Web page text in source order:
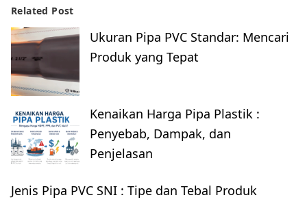
Related Post
Ukuran Pipa PVC Standar: Mencari
Produk yang Tepat
Kenaikan Harga Pipa Plastik :
Penyebab, Dampak, dan
Penjelasan
Jenis Pipa PVC SNI : Tipe dan Tebal Produk